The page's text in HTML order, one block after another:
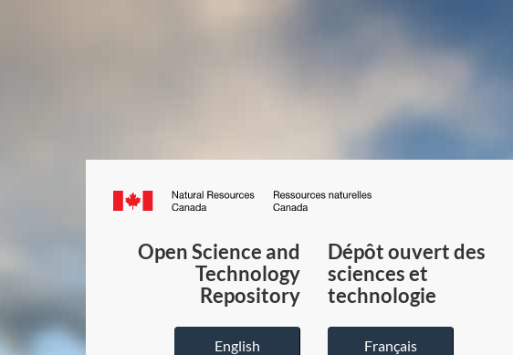
Canada.ca
du
Canada
Open Science and
Technology
Repository
English
Dépôt ouvert des
sciences et
technologie
Français